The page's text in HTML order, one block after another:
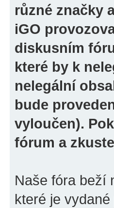
různé značky
iGO
diskusním
které by k
nelegální
bude
vyloučen).
fórum a
Naše fóra beží
které je vydané